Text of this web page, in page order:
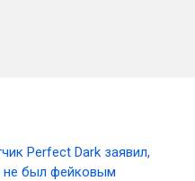
Perfect Dark заявил,
не был фейковым